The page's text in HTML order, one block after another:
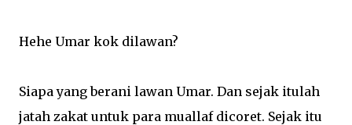
Hehe Umar kok dilawan?
Siapa yang berani lawan Umar. Dan sejak itulah
jatah zakat untuk para muallaf dicoret. Sejak itu